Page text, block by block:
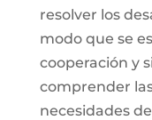
resolver los
modo que se
cooperación y
comprender
necesidades